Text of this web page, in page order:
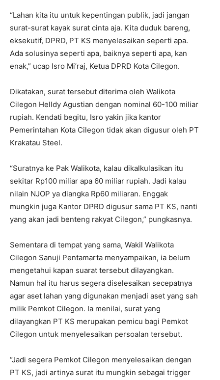
“Lahan kita itu untuk kepentingan publik, jadi jangan
surat-surat kayak surat cinta aja. Kita duduk bareng,
eksekutif, DPRD, PT KS menyelesaikan seperti apa.
Ada solusinya seperti apa, baiknya seperti apa, kan
enak,” ucap Isro Mi’raj, Ketua DPRD Kota Cilegon.
Dikatakan, surat tersebut diterima oleh Walikota
Cilegon Helldy Agustian dengan nominal 60-100 miliar
rupiah. Kendati begitu, Isro yakin jika kantor
Pemerintahan Kota Cilegon tidak akan digusur oleh PT
Krakatau Steel.
“Suratnya ke Pak Walikota, kalau dikalkulasikan itu
sekitar Rp100 miliar apa 60 miliar rupiah. Jadi kalau
nilain NJOP ya diangka Rp60 miliaran. Enggak
mungkin juga Kantor DPRD digusur sama PT KS, nanti
yang akan jadi benteng rakyat Cilegon,” pungkasnya.
Sementara di tempat yang sama, Wakil Walikota
Cilegon Sanuji Pentamarta menyampaikan, ia belum
mengetahui kapan suarat tersebut dilayangkan.
Namun hal itu harus segera diselesaikan secepatnya
agar aset lahan yang digunakan menjadi aset yang sah
milik Pemkot Cilegon. Ia menilai, surat yang
dilayangkan PT KS merupakan pemicu bagi Pemkot
Cilegon untuk menyelesaikan persoalan tersebut.
“Jadi segera Pemkot Cilegon menyelesaikan dengan
PT KS, jadi artinya surat itu mungkin sebagai trigger